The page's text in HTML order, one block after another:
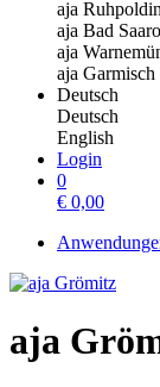
aja
aja Bad
aja
aja
Deutsch
Deutsch
English
Login
0
€ 0,00
aja